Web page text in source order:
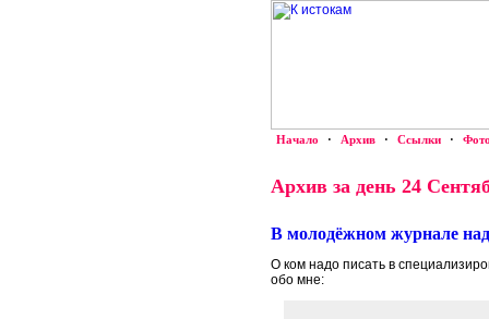
Начало · Архив · Ссылки ·
Архив за день 24
В молодёжном журнале
О ком надо писать в
обо мне: